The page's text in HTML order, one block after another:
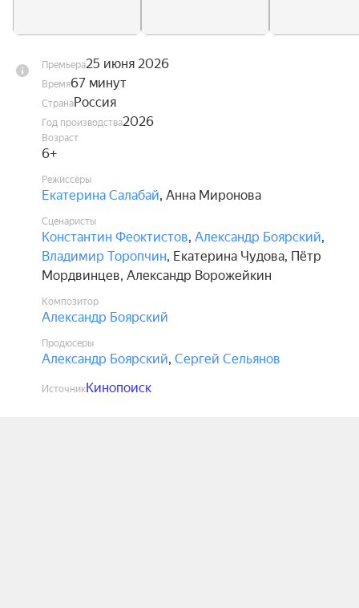
Премьера25 июня 2026
Время67 минут
СтранаРоссия
Год производства2026
Возраст
6+
Режиссёры
Екатерина Салабай, Анна Миронова
Сценаристы
Константин Феоктистов, Александр Боярский,
Владимир Торопчин, Екатерина Чудова, Пётр
Мордвинцев, Александр Ворожейкин
Композитор
Александр Боярский
Продюсеры
Александр Боярский, Сергей Сельянов
ИсточникКинопоиск